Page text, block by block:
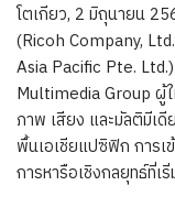
โตเกียว, 2 มิถุนายน
(Ricoh Company,
Asia Pacific Pte.
Multimedia Group ผู้
ภาพ เสียง และมัลติมีเ
พื้นเอเชียแปซิฟิก การ
การหารือเชิงกลยุทธ์ที่